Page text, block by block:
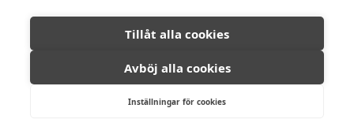
Tillåt alla cookies
Avböj alla cookies
Inställningar för cookies
Ambassadör Fastighetsmäkleri © All
rights reserved, 2026.